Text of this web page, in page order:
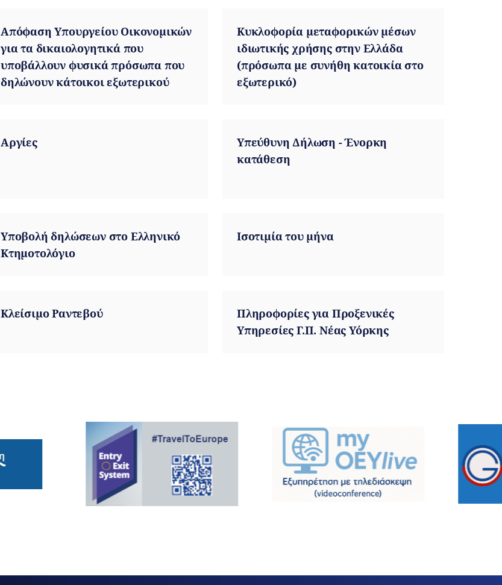
Απόφαση Υπουργείου Οικονομικών
για τα δικαιολογητικά που
υποβάλλουν φυσικά πρόσωπα που
δηλώνουν κάτοικοι εξωτερικού
Κυκλοφορία μεταφορικών μέσων
ιδιωτικής χρήσης στην Ελλάδα
(πρόσωπα με συνήθη κατοικία στο
εξωτερικό)
Αργίες
Υπεύθυνη Δήλωση - Ένορκη
κατάθεση
Υποβολή δηλώσεων στο Ελληνικό
Κτημοτολόγιο
Ισοτιμία του μήνα
Κλείσιμο Ραντεβού
Πληροφορίες για Προξενικές
Υπηρεσίες Γ.Π. Νέας Υόρκης